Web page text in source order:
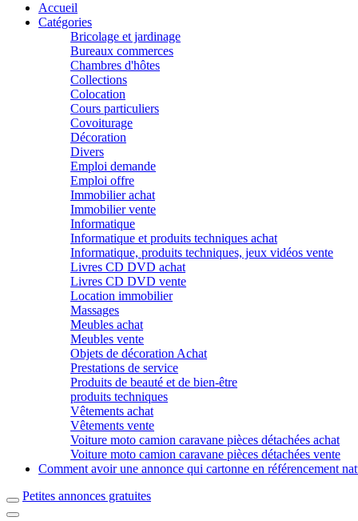
Accueil
Catégories
Bricolage et jardinage
Bureaux commerces
Chambres d'hôtes
Collections
Colocation
Cours particuliers
Covoiturage
Décoration
Divers
Emploi demande
Emploi offre
Immobilier achat
Immobilier vente
Informatique
Informatique et produits techniques achat
Informatique, produits techniques, jeux vidéos vente
Livres CD DVD achat
Livres CD DVD vente
Location immobilier
Massages
Meubles achat
Meubles vente
Objets de décoration Achat
Prestations de service
Produits de beauté et de bien-être
produits techniques
Vêtements achat
Vêtements vente
Voiture moto camion caravane pièces détachées achat
Voiture moto camion caravane pièces détachées vente
Comment avoir une annonce qui cartonne en référencement
Petites annonces gratuites